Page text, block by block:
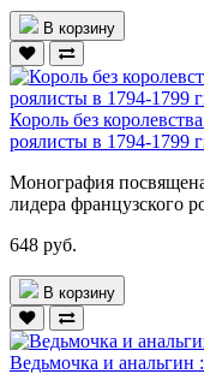
В корзину
Король без
роялисты в 1794-1799
Монография
лидера французского
648 руб.
В корзину
Ведьмочка и